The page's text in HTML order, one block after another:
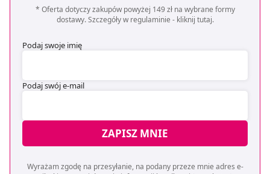
* Oferta dotyczy zakupów powyżej 149 zł na wybrane formy
dostawy. Szczegóły w regulaminie - kliknij tutaj.
Podaj swoje imię
Podaj swój e-mail
ZAPISZ MNIE
Wyrażam zgodę na przesyłanie, na podany przeze mnie adres e-